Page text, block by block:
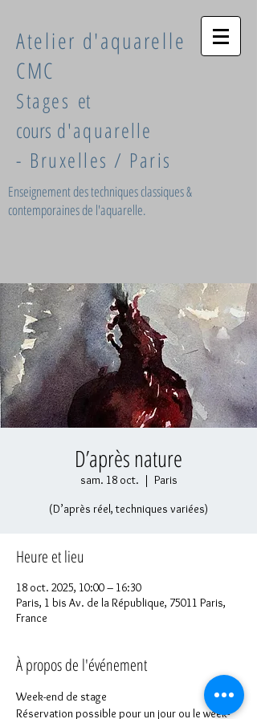
Atelier d'aquarelle
CMC
Stages et
cours d'aquarelle
- Bruxelles / Paris
Enseignement des techniques classiques &
contemporaines de l'aquarelle.
D’après nature
sam. 18 oct.
  |
Paris
(D’après réel, techniques variées)
Heure et lieu
18 oct. 2025, 10:00 – 16:30
Paris, 1 bis Av. de la République, 75011 Paris,
France
À propos de l'événement
Week-end de stage
Réservation possible pour un jour ou le week-